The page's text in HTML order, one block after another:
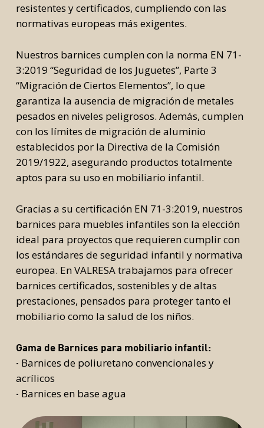
resistentes y certificados, cumpliendo con las
normativas europeas más exigentes.
Nuestros barnices cumplen con la norma EN 71-
3:2019 “Seguridad de los Juguetes”, Parte 3
“Migración de Ciertos Elementos”, lo que
garantiza la ausencia de migración de metales
pesados en niveles peligrosos. Además, cumplen
con los límites de migración de aluminio
establecidos por la Directiva de la Comisión
2019/1922, asegurando productos totalmente
aptos para su uso en mobiliario infantil.
Gracias a su certificación EN 71-3:2019, nuestros
barnices para muebles infantiles son la elección
ideal para proyectos que requieren cumplir con
los estándares de seguridad infantil y normativa
europea. En VALRESA trabajamos para ofrecer
barnices certificados, sostenibles y de altas
prestaciones, pensados para proteger tanto el
mobiliario como la salud de los niños.
Gama de Barnices para mobiliario infantil:
· Barnices de poliuretano convencionales y
acrílicos
· Barnices en base agua